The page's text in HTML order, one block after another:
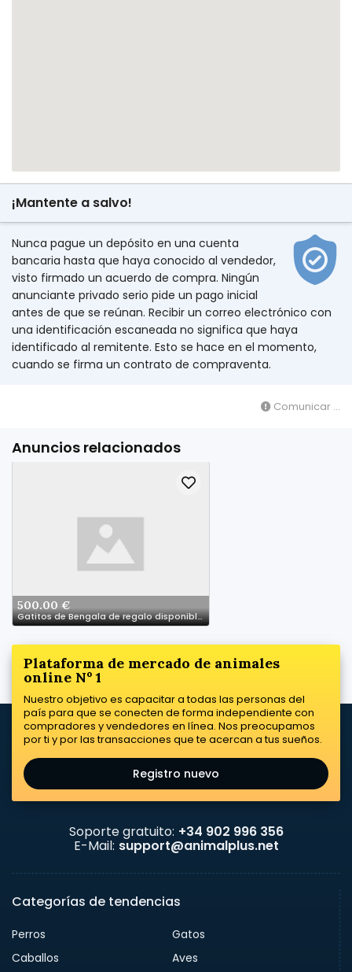
¡Mantente a salvo!
Nunca pague un depósito en una cuenta
bancaria hasta que haya conocido al vendedor,
visto firmado un acuerdo de compra. Ningún
anunciante privado serio pide un pago inicial
antes de que se reúnan. Recibir un correo electrónico con
una identificación escaneada no significa que haya
identificado al remitente. Esto se hace en el momento,
cuando se firma un contrato de compraventa.
Comunicar ...
Anuncios relacionados
500.00 €
Gatitos de Bengala de regalo disponibles (+34692996590)
Plataforma de mercado de animales
online Nº 1
Nuestro objetivo es capacitar a todas las personas del
país para que se conecten de forma independiente con
compradores y vendedores en línea. Nos preocupamos
por ti y por las transacciones que te acercan a tus sueños.
Registro nuevo
Soporte gratuito: +34 902 996 356
E-Mail: support@animalplus.net
Categorías de tendencias
Perros
Gatos
Caballos
Aves